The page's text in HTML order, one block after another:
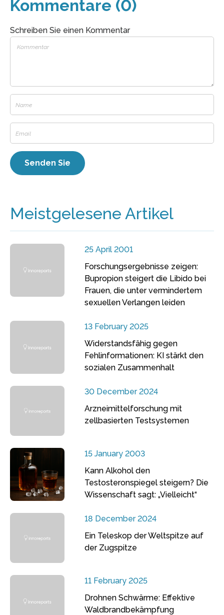
Kommentare (0)
Schreiben Sie einen Kommentar
Meistgelesene Artikel
25 April 2001
Forschungsergebnisse zeigen:
Bupropion steigert die Libido bei
Frauen, die unter vermindertem
sexuellen Verlangen leiden
13 February 2025
Widerstandsfähig gegen
Fehlinformationen: KI stärkt den
sozialen Zusammenhalt
30 December 2024
Arzneimittelforschung mit
zellbasierten Testsystemen
15 January 2003
Kann Alkohol den
Testosteronspiegel steigern? Die
Wissenschaft sagt: „Vielleicht“
18 December 2024
Ein Teleskop der Weltspitze auf
der Zugspitze
11 February 2025
Drohnen Schwärme: Effektive
Waldbrandbekämpfung